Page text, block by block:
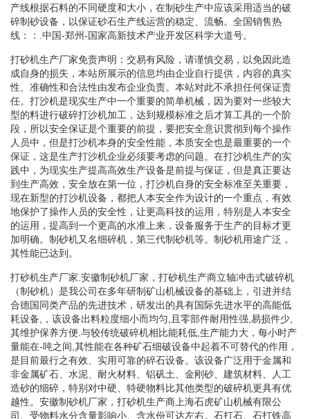
产线根据石料的不同硬度和大小，在制砂生产中应该采用适当的破
碎制砂设备，以保证砂石生产线运营的稳定、流畅。全国销售热
线：：.中国-郑州-国家高新技术产业开发区科学大道号。
打砂机生产厂家免责声明：交易有风险，请谨慎交易，以免因此造
成自身的损失，本站所展示的信息均由企业自行提供，内容的真实
性、准确性和合法性由发布企业负责。本站对此不承担任何保证责
任。打沙机是现实生产中一个重要的简单机械，因为要对一些较大
型的料进行破碎打沙机加工，达到规模标准之后才算工具的一个阶
段，所以安全保证是个重要的前提，要把安全意识贯彻到每个操作
人员中，但是打沙机本身的安全性能，本质安全也是最重要的一个
保证，这是生产打沙机企业必须要考虑的问题。在打沙机生产的实
践中，为现实生产提高高效生产设备是前提与保证，但是真正要达
到生产高效，安全放在第一位，打沙机自身的安全标准至关重要，
现在新型的打沙机设备，都把人本安全作为设计的一个重点，有效
地保护了操作人员的安全性，让更高科技的运用，特别是人本安全
的运用，提高到一个更高的水准上来，设备服务于生产的目标才更
加明确。制砂机又名细碎机，第三代制砂机等。制砂机用途广泛，
其性能已达到。
打砂机生产厂家.安徽制砂机厂家，打砂机生产商立轴冲击式破碎机
（制砂机）是我公司在多年研制矿山机械设备的基础上，引进并结
合德国同类产品的先进技术，研发出的具有国际先进水平的高能低
耗设备,，该设备出料粒度细小而均匀,且零部件耐用性强,易损件少,
其维护保养方便.与较传统破碎机相比能耗低,生产能力大，每小时产
量能在-吨之间,其性能在各种矿石细破设备中起着不可替代的作用，
是目前最行之有效、实用可靠的碎石设备。该设备广泛用于金属和
非金属矿石、水泥、耐火材料、铝矾土、金刚砂、建筑材料、人工
造砂的细碎，特别对中硬、特硬物料比其他类型的破碎机更具有优
越性。安徽制砂机厂家，打砂机生产商上海石虎矿山机械有限公
司、受物料水分含量影响小、含水份可达左右。石打石、石打铁高